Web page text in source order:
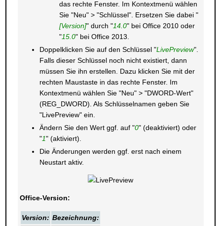
das rechte Fenster. Im Kontextmenü wählen
Sie "Neu" > "Schlüssel". Ersetzen Sie dabei "
[Version]" durch "14.0" bei Office 2010 oder
"15.0" bei Office 2013.
Doppelklicken Sie auf den Schlüssel "LivePreview".
Falls dieser Schlüssel noch nicht existiert, dann
müssen Sie ihn erstellen. Dazu klicken Sie mit der
rechten Maustaste in das rechte Fenster. Im
Kontextmenü wählen Sie "Neu" > "DWORD-Wert"
(REG_DWORD). Als Schlüsselnamen geben Sie
"LivePreview" ein.
Ändern Sie den Wert ggf. auf "0" (deaktiviert) oder
"1" (aktiviert).
Die Änderungen werden ggf. erst nach einem
Neustart aktiv.
Office-Version:
Version: Bezeichnung: